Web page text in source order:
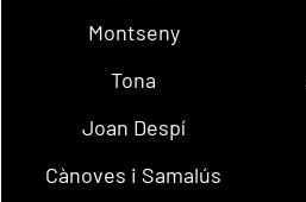
Montseny
Tona
Joan Despí
Cànoves i Samalús